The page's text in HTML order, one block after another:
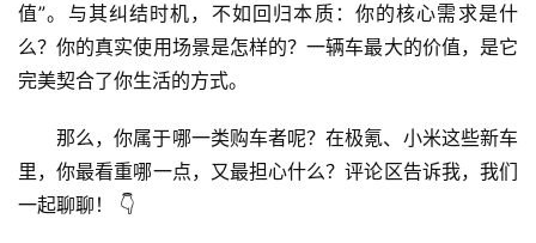
值”。与其纠结时机，不如回归本质：你的核心需求是什
么？你的真实使用场景是怎样的？一辆车最大的价值，是它
完美契合了你生活的方式。
那么，你属于哪一类购车者呢？在极氪、小米这些新车
里，你最看重哪一点，又最担心什么？评论区告诉我，我们
一起聊聊！
👇